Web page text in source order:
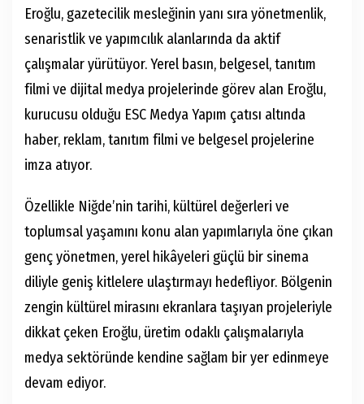
Eroğlu, gazetecilik mesleğinin yanı sıra yönetmenlik,
senaristlik ve yapımcılık alanlarında da aktif
çalışmalar yürütüyor. Yerel basın, belgesel, tanıtım
filmi ve dijital medya projelerinde görev alan Eroğlu,
kurucusu olduğu ESC Medya Yapım çatısı altında
haber, reklam, tanıtım filmi ve belgesel projelerine
imza atıyor.
Özellikle Niğde’nin tarihi, kültürel değerleri ve
toplumsal yaşamını konu alan yapımlarıyla öne çıkan
genç yönetmen, yerel hikâyeleri güçlü bir sinema
diliyle geniş kitlelere ulaştırmayı hedefliyor. Bölgenin
zengin kültürel mirasını ekranlara taşıyan projeleriyle
dikkat çeken Eroğlu, üretim odaklı çalışmalarıyla
medya sektöründe kendine sağlam bir yer edinmeye
devam ediyor.